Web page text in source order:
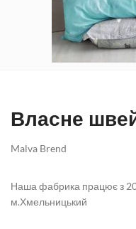
Власне
Malva Brend
Наша фабрика працює з
м.Хмельницький